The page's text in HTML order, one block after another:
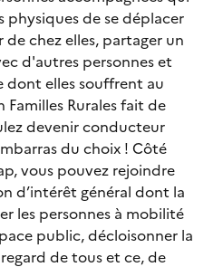
de se déplacer
chez elles, partager un
d'autres personnes et
dont elles souffrent au
Familles Rurales fait de
devenir conducteur
du choix ! Côté
vous pouvez rejoindre
d’intérêt général dont la
les personnes à mobilité
public, décloisonner la
de tous et ce, de